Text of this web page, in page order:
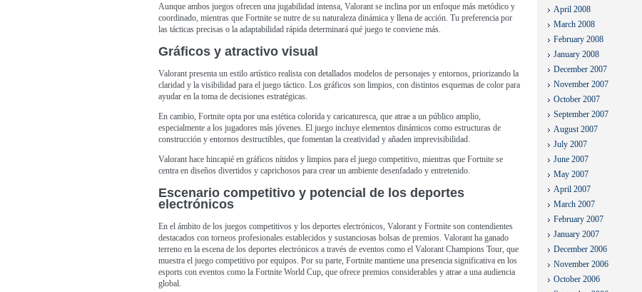
Aunque ambos juegos ofrecen una jugabilidad intensa, Valorant se inclina por un enfoque más metódico y
coordinado, mientras que Fortnite se nutre de su naturaleza dinámica y llena de acción. Tu preferencia por
las tácticas precisas o la adaptabilidad rápida determinará qué juego te conviene más.
Gráficos y atractivo visual
Valorant presenta un estilo artístico realista con detallados modelos de personajes y entornos, priorizando la
claridad y la visibilidad para el juego táctico. Los gráficos son limpios, con distintos esquemas de color para
ayudar en la toma de decisiones estratégicas.
En cambio, Fortnite opta por una estética colorida y caricaturesca, que atrae a un público amplio,
especialmente a los jugadores más jóvenes. El juego incluye elementos dinámicos como estructuras de
construcción y entornos destructibles, que fomentan la creatividad y añaden imprevisibilidad.
Valorant hace hincapié en gráficos nítidos y limpios para el juego competitivo, mientras que Fortnite se
centra en diseños divertidos y caprichosos para crear un ambiente desenfadado y entretenido.
Escenario competitivo y potencial de los deportes
electrónicos
En el ámbito de los juegos competitivos y los deportes electrónicos, Valorant y Fortnite son contendientes
destacados con torneos profesionales establecidos y sustanciosas bolsas de premios. Valorant ha ganado
terreno en la escena de los deportes electrónicos a través de eventos como el Valorant Champions Tour, que
muestra el juego competitivo por equipos. Por su parte, Fortnite mantiene una presencia significativa en los
esports con eventos como la Fortnite World Cup, que ofrece premios considerables y atrae a una audiencia
global.
April 2008
March 2008
February 2008
January 2008
December 2007
November 2007
October 2007
September 2007
August 2007
July 2007
June 2007
May 2007
April 2007
March 2007
February 2007
January 2007
December 2006
November 2006
October 2006